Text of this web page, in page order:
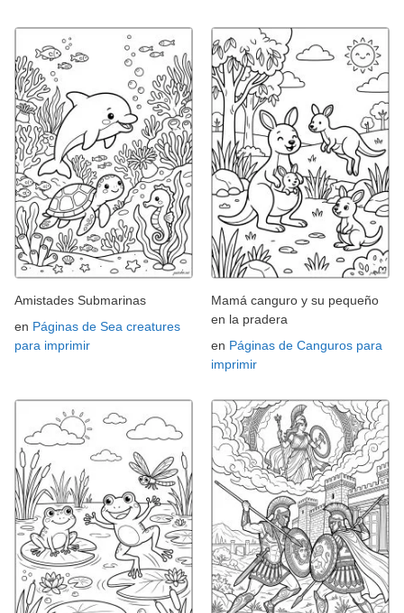
Amistades Submarinas
en Páginas de Sea creatures
para imprimir
Mamá canguro y su pequeño
en la pradera
en Páginas de Canguros para
imprimir